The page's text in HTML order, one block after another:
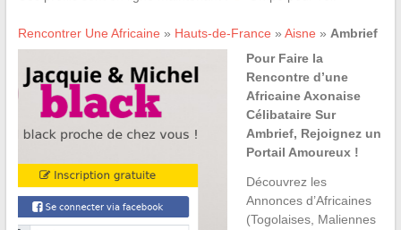
Rencontrer Une Africaine » Hauts-de-France » Aisne » Ambrief
Pour Faire la
Rencontre d’une
Africaine Axonaise
Célibataire Sur
Ambrief, Rejoignez un
Portail Amoureux !
Découvrez les
Annonces d’Africaines
(Togolaises, Maliennes